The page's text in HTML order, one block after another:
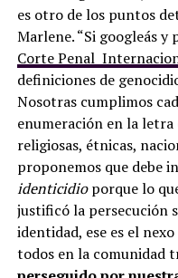
es otro de los puntos
Marlene. “Si googleás y
Corte Penal
definiciones de
Nosotras cumplimos
enumeración en la
religiosas, étnicas,
proponemos que debe
identicidioporque lo
justificó la persecución
identidad, ese es el
todos en la comunidad